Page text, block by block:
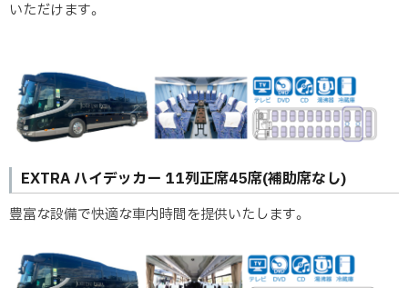
いただけます。
EXTRA ハイデッカー 11列正席45席(補助席なし)
豊富な設備で快適な車内時間を提供いたします。